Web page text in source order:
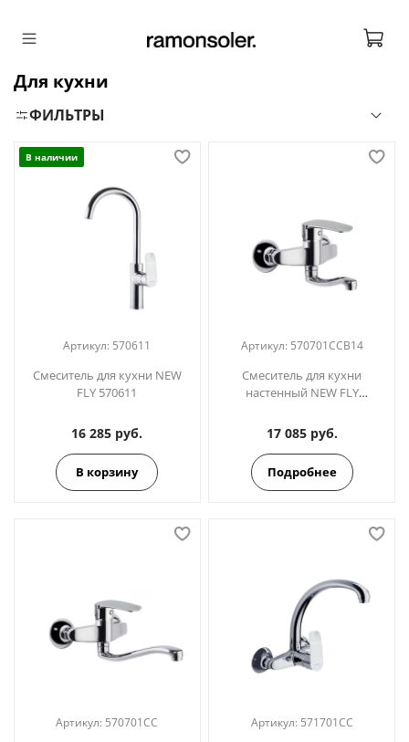
Для кухни
В наличии
Артикул: 570611
Смеситель для кухни NEW
FLY 570611
16 285 руб.
В корзину
Артикул: 570701CCB14
Смеситель для кухни
настенный NEW FLY
17 085 руб.
Подробнее
Артикул: 570701CC Артикул: 571701CC
ФИЛЬТРЫ